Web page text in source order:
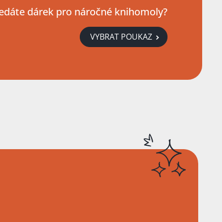
dárek pro náročné knihomoly?
VYBRAT POUKAZ